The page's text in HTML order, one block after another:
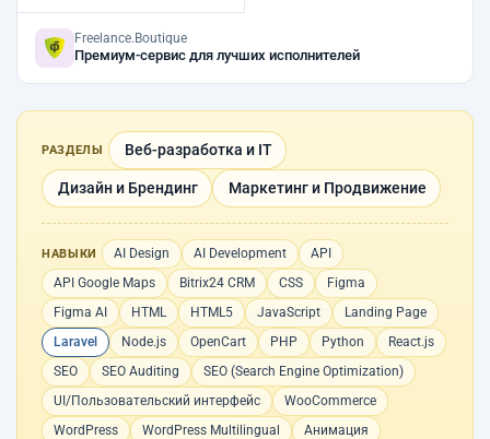
Freelance.Boutique
Премиум-сервис для лучших исполнителей
РАЗДЕЛЫ Веб-разработка и IT
Дизайн и Брендинг Маркетинг и Продвижение
НАВЫКИ AI Design AI Development
API
API Google Maps
Bitrix24 CRM CSS
Figma
Figma AI
HTML HTML5 JavaScript
Landing Page
Laravel
Node.js OpenCart PHP Python
React.js
SEO
SEO Auditing
SEO (Search Engine Optimization)
UI/Пользовательский интерфейс
WooCommerce
WordPress
WordPress Multilingual
Анимация